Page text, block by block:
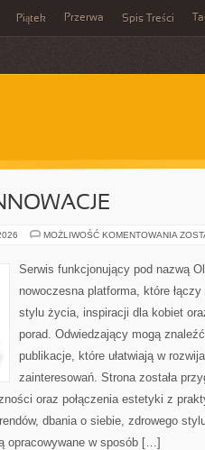
Piątek Przerwa Spis Treści
MOŻLIWOŚĆ KOMENTOWANIA
Serwis funkcjonujący pod nazwą
nowoczesna platforma, które
stylu życia, inspiracji dla kobiet
porad. Odwiedzający mogą
publikacje, które ułatwiają w
zainteresowań. Strona została
oraz połączenia estetyki z
dbania o siebie, zdrowego
opracowywane w sposób […]